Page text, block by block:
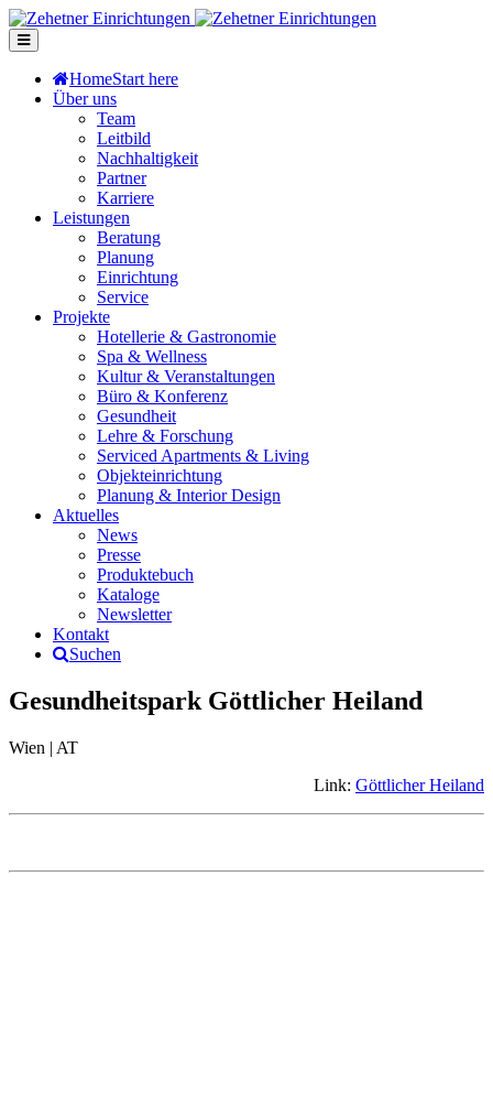
HomeStart here
Über uns
Team
Leitbild
Nachhaltigkeit
Partner
Karriere
Leistungen
Beratung
Planung
Einrichtung
Service
Projekte
Hotellerie & Gastronomie
Spa & Wellness
Kultur & Veranstaltungen
Büro & Konferenz
Gesundheit
Lehre & Forschung
Serviced Apartments & Living
Objekteinrichtung
Planung & Interior Design
Aktuelles
News
Presse
Produktebuch
Kataloge
Newsletter
Kontakt
Suchen
Gesundheitspark Göttlicher Heiland
Wien | AT
Link: Göttlicher Heiland